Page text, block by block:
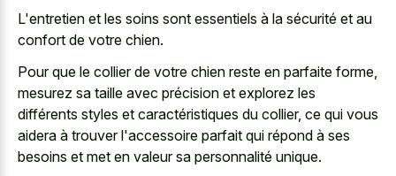
L'entretien et les soins sont essentiels à la sécurité et au
confort de votre chien.
Pour que le collier de votre chien reste en parfaite forme,
mesurez sa taille avec précision et explorez les
différents styles et caractéristiques du collier, ce qui vous
aidera à trouver l'accessoire parfait qui répond à ses
besoins et met en valeur sa personnalité unique.